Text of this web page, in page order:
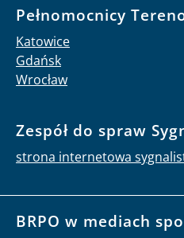
Pełnomocnicy
Katowice
Gdańsk
Wrocław
Zespół do spraw
strona internetowa
BRPO w mediach